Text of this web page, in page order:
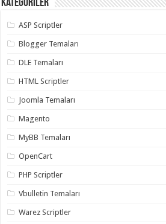
Kategoriler
ASP Scriptler
Blogger Temaları
DLE Temaları
HTML Scriptler
Joomla Temaları
Magento
MyBB Temaları
OpenCart
PHP Scriptler
Vbulletin Temaları
Warez Scriptler